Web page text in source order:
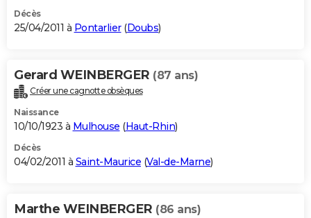
Décès
25/04/2011 à Pontarlier(Doubs)
Gerard WEINBERGER (87 ans)
Créer une cagnotte obsèques
Naissance
10/10/1923 à Mulhouse (Haut-Rhin)
Décès
04/02/2011 à Saint-Maurice (Val-de-Marne)
Marthe WEINBERGER (86 ans)